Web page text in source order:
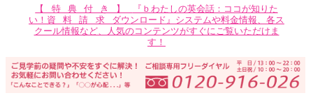
【特典付き】
『ｂわたしの英会話：ココが知りた
い！ 資料請求 ダウンロード』システムや料金情報、各ス
クール情報など、人気のコンテンツがすぐにご覧いただけま
す！